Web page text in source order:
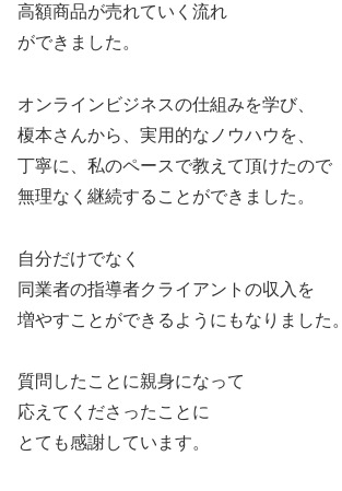
高額商品が売れていく流れ
ができました。
オンラインビジネスの仕組みを学び、
榎本さんから、実用的なノウハウを、
丁寧に、私のペースで教えて頂けたので
無理なく継続することができました。
自分だけでなく
同業者の指導者クライアントの収入を
増やすことができるようにもなりました。
質問したことに親身になって
応えてくださったことに
とても感謝しています。